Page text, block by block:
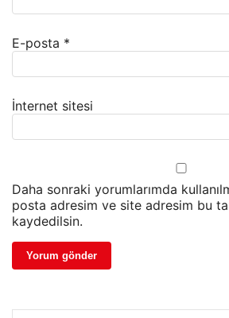
E-posta *
İnternet sitesi
Daha sonraki yorumlarımda
posta adresim ve site adresim bu
kaydedilsin.